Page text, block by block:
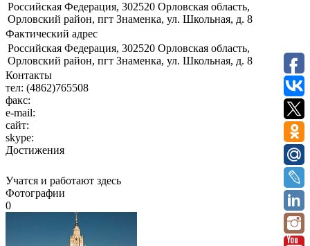
Российская Федерация, 302520 Орловская область,
Орловский район, пгт Знаменка, ул. Школьная, д. 8
Фактический адрес
Российская Федерация, 302520 Орловская область,
Орловский район, пгт Знаменка, ул. Школьная, д. 8
Контакты
тел: (4862)765508
факс:
e-mail:
сайт:
skype:
Достижения
Учатся и работают здесь
Фотографии
0